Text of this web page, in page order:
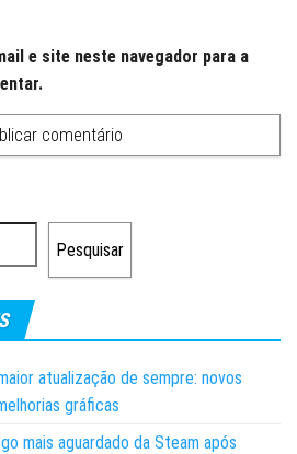
e site neste navegador para a
Pesquisar
atualização de sempre: novos
gráficas
mais aguardado da Steam após